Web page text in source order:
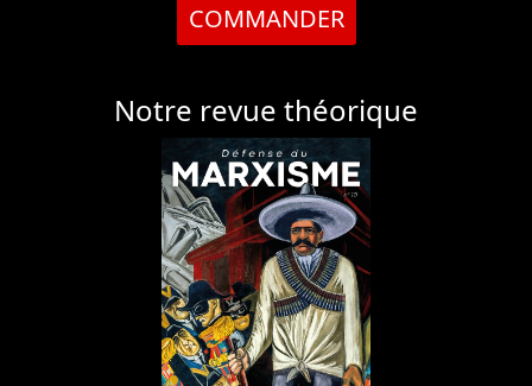
COMMANDER
Notre revue théorique